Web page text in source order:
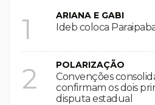
1 ARIANA E GABI
Ideb coloca
2 POLARIZAÇÃO
Convenções
confirmam os dois
disputa estadual